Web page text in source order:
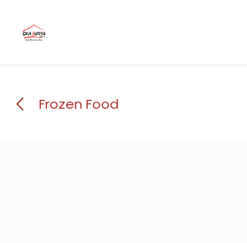
Frozen Food